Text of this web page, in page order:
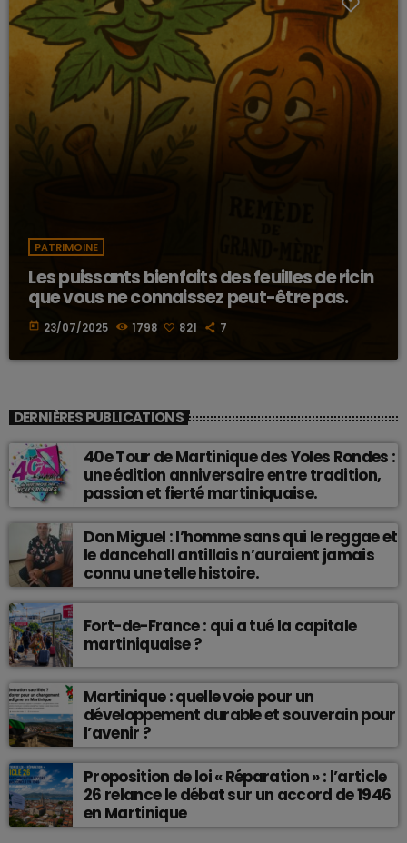
PATRIMOINE
Les puissants bienfaits des feuilles de ricin
que vous ne connaissez peut-être pas.
today 23/07/2025 1798 821 7
DERNIÈRES PUBLICATIONS
40e Tour de Martinique des Yoles Rondes :
une édition anniversaire entre tradition,
passion et fierté martiniquaise.
Don Miguel : l’homme sans qui le reggae et
le dancehall antillais n’auraient jamais
connu une telle histoire.
Fort-de-France : qui a tué la capitale
martiniquaise ?
Martinique : quelle voie pour un
développement durable et souverain pour
l’avenir ?
Proposition de loi « Réparation » : l’article
26 relance le débat sur un accord de 1946
en Martinique